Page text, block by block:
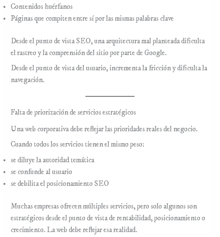
Contenidos huérfanos
Páginas que compiten entre sí por las mismas palabras clave
Desde el punto de vista SEO, una arquitectura mal planteada dificulta
el rastreo y la comprensión del sitio por parte de Google.
Desde el punto de vista del usuario, incrementa la fricción y dificulta la
navegación.
Falta de priorización de servicios estratégicos
Una web corporativa debe reflejar las prioridades reales del negocio.
Cuando todos los servicios tienen el mismo peso:
se diluye la autoridad temática
se confunde al usuario
se debilita el posicionamiento SEO
Muchas empresas ofrecen múltiples servicios, pero solo algunos son
estratégicos desde el punto de vista de rentabilidad, posicionamiento o
crecimiento. La web debe reflejar esa realidad.